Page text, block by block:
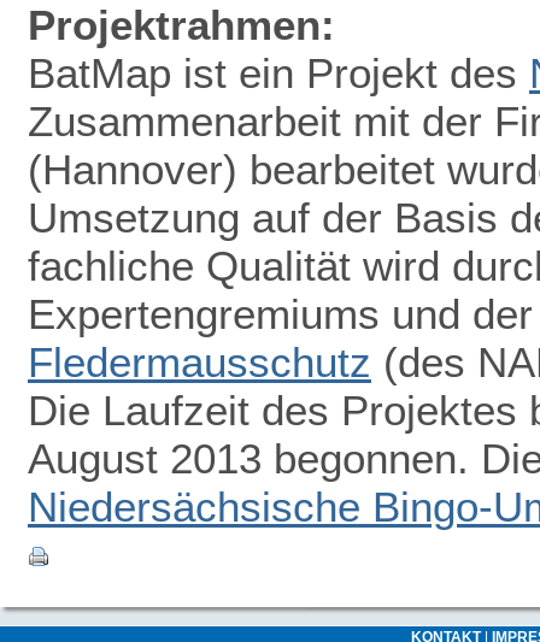
Projektrahmen:
BatMap ist ein Projekt des
Zusammenarbeit mit der
(Hannover) bearbeitet
Umsetzung auf der Basis
fachliche Qualität wird
Expertengremiums und
Fledermausschutz (des
Die Laufzeit des Projektes
August 2013 begonnen.
Niedersächsische Bingo-
KONTAKT|